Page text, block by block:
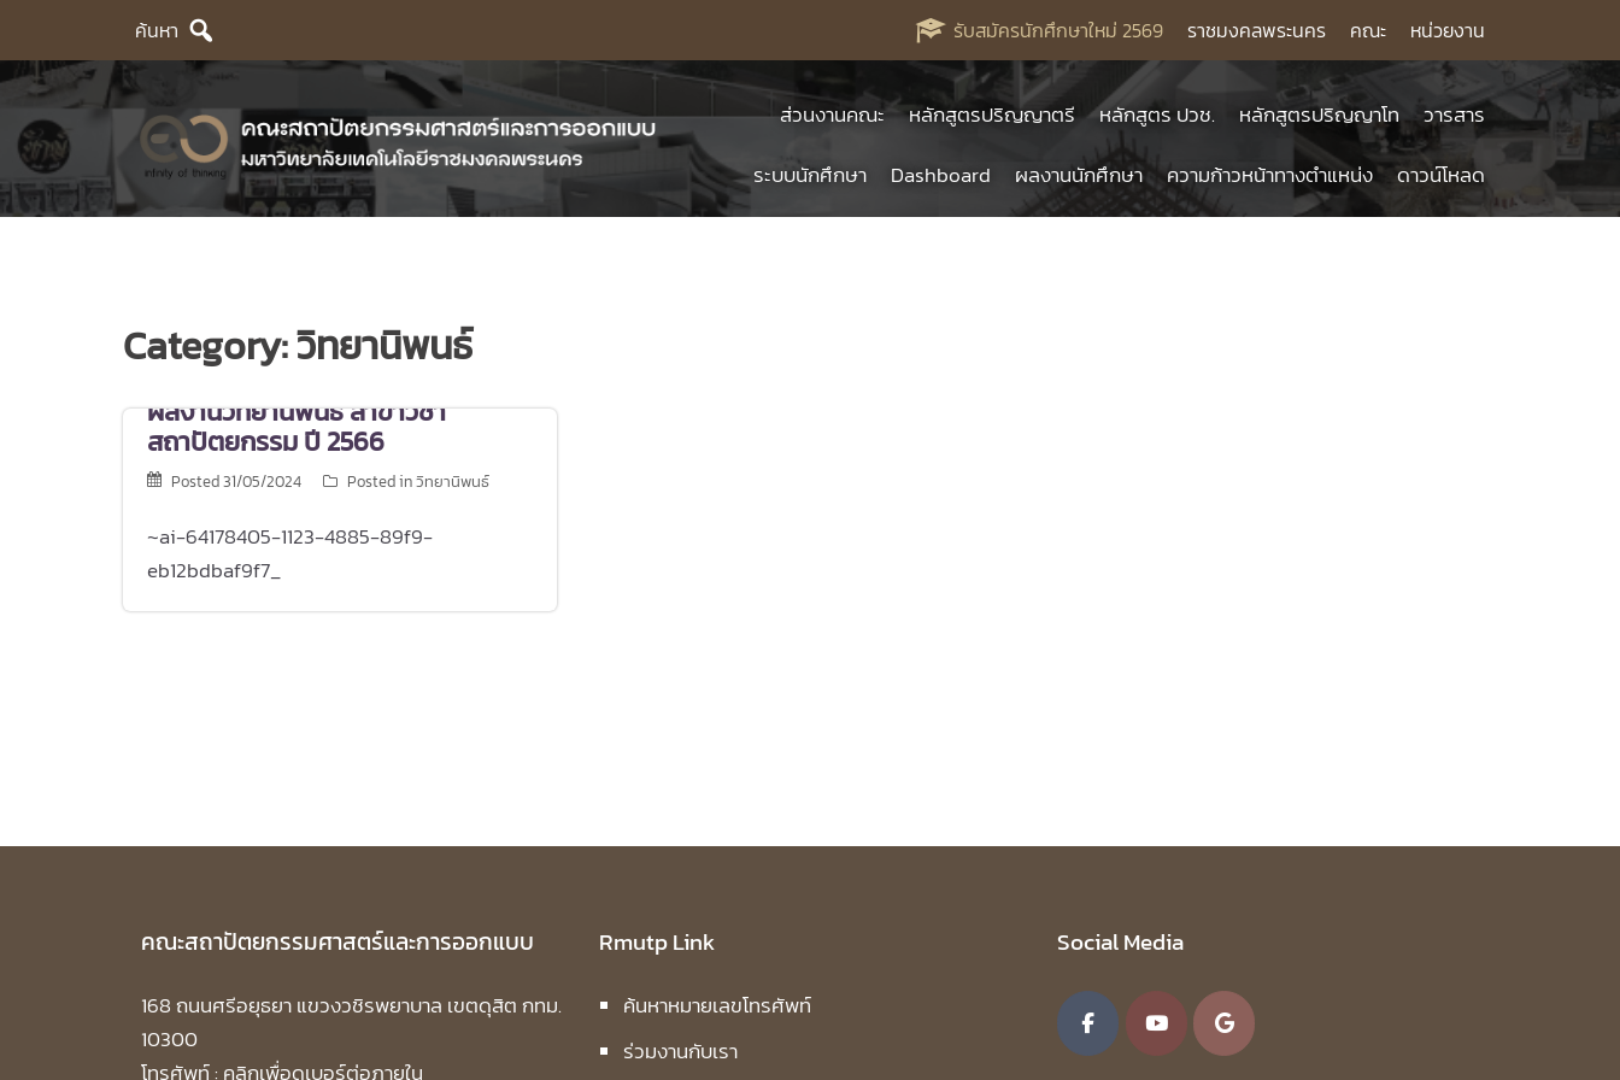
content
ค้นหา รับสมัครนักศึกษาใหม่ 2569 ราชมงคลพระนคร คณะ หน่วยงาน
ส่วนงานคณะ หลักสูตรปริญญาตรี หลักสูตร ปวช. หลักสูตรปริญญาโท
วารสาร
ระบบนักศึกษา
Dashboard ผลงานนักศึกษา ความก้าวหน้าทางตำแหน่ง ดาวน์โหลด
Category:วิทยานิพนธ์
ผลงานวิทยานิพนธ์ สาขาวิชา
สถาปัตยกรรม ปี 2566
Posted31/05/2024 Posted inวิทยานิพนธ์
~ai-64178405-1123-4885-89f9-
eb12bdbaf9f7_
คณะสถาปัตยกรรมศาสตร์และการออกแบบ
168 ถนนศรีอยุธยา แขวงวชิรพยาบาล เขตดุสิต กทม.
10300
โทรศัพท์ : คลิกเพื่อดูเบอร์ต่อภายใน
Rmutp Link
ค้นหาหมายเลขโทรศัพท์
ร่วมงานกับเรา
Social Media